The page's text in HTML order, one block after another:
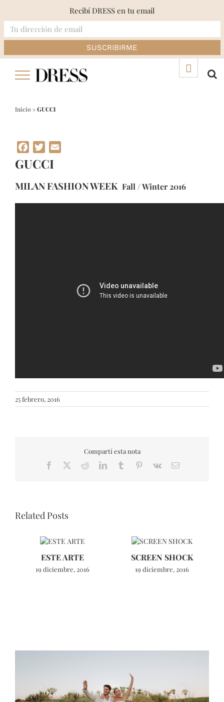
Inicio »GUCCI
Facebook
Twitter
GUCCI
MILAN FASHION WEEK Fall / Winter 2016
25 febrero, 2016
Compartí esta nota
Facebook RedditLinkedInTumblr Pinterest
Vk Email
Related Posts
ESTE ARTE
19 diciembre, 2016
SCREEN SHOCK
19 diciembre, 2016
Recibí DRESS en tu email